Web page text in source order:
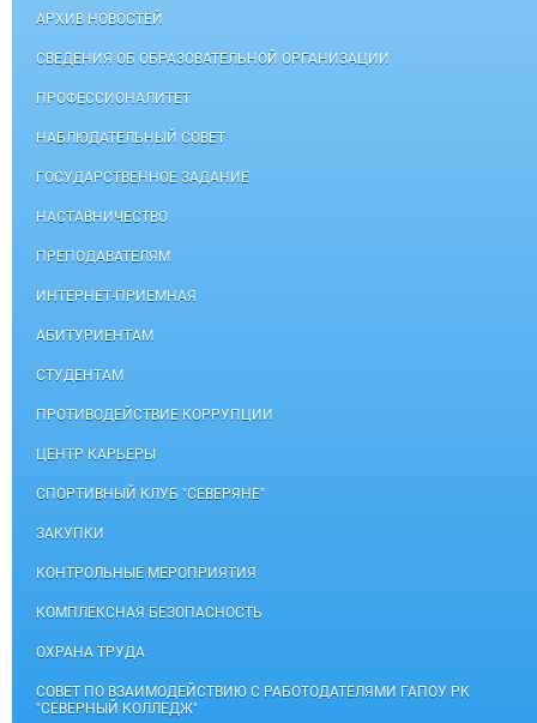
АРХИВ НОВОСТЕЙ
СВЕДЕНИЯ ОБ ОБРАЗОВАТЕЛЬНОЙ ОРГАНИЗАЦИИ
ПРОФЕССИОНАЛИТЕТ
НАБЛЮДАТЕЛЬНЫЙ СОВЕТ
ГОСУДАРСТВЕННОЕ ЗАДАНИЕ
НАСТАВНИЧЕСТВО
ПРЕПОДАВАТЕЛЯМ
ИНТЕРНЕТ-ПРИЕМНАЯ
АБИТУРИЕНТАМ
СТУДЕНТАМ
ПРОТИВОДЕЙСТВИЕ КОРРУПЦИИ
ЦЕНТР КАРЬЕРЫ
СПОРТИВНЫЙ КЛУБ "СЕВЕРЯНЕ"
ЗАКУПКИ
КОНТРОЛЬНЫЕ МЕРОПРИЯТИЯ
КОМПЛЕКСНАЯ БЕЗОПАСНОСТЬ
ОХРАНА ТРУДА
СОВЕТ ПО ВЗАИМОДЕЙСТВИЮ С РАБОТОДАТЕЛЯМИ ГАПОУ РК
"СЕВЕРНЫЙ КОЛЛЕДЖ"